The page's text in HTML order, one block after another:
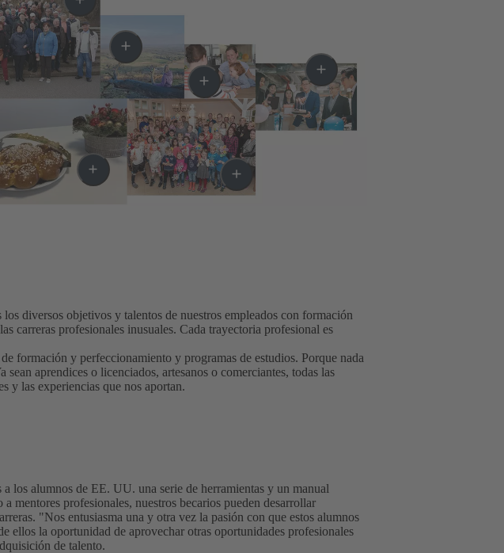
diversos objetivos y talentos de nuestros empleados con formación
carreras profesionales inusuales. Cada trayectoria profesional es
formación y perfeccionamiento y programas de estudios. Porque nada
aprendices o licenciados, artesanos o comerciantes, todas las
y las experiencias que nos aportan.
los alumnos de EE. UU. una serie de herramientas y un manual
mentores profesionales, nuestros becarios pueden desarrollar
"Nos entusiasma una y otra vez la pasión con que estos alumnos
ellos la oportunidad de aprovechar otras oportunidades profesionales
de talento.